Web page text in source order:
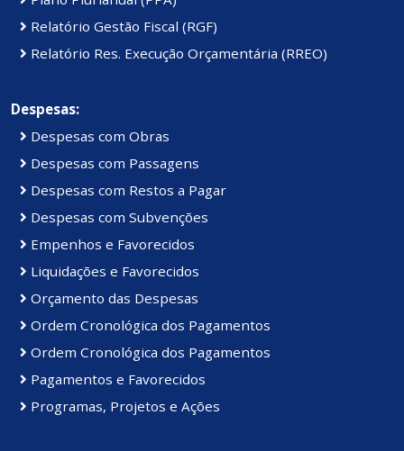
Relatório Gestão Fiscal (RGF)
Relatório Res. Execução Orçamentária (RREO)
Despesas:
Despesas com Obras
Despesas com Passagens
Despesas com Restos a Pagar
Despesas com Subvenções
Empenhos e Favorecidos
Liquidações e Favorecidos
Orçamento das Despesas
Ordem Cronológica dos Pagamentos
Ordem Cronológica dos Pagamentos
Pagamentos e Favorecidos
Programas, Projetos e Ações